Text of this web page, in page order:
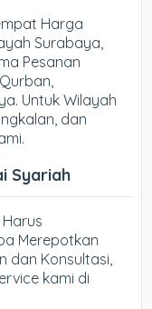
Harga
Surabaya,
Pesanan
Untuk Wilayah
dan
Syariah
Merepotkan
dan Konsultasi,
kami di